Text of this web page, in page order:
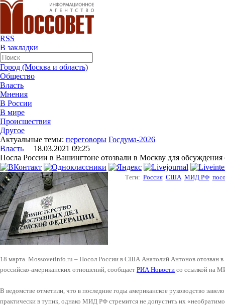
RSS
В закладки
Город (Москва и область)
Общество
Власть
Мнения
В России
В мире
Происшествия
Другое
Актуальные темы: переговоры Госдума-2026
Власть 18.03.2021 09:25
Посла России в Вашингтоне отозвали в Москву для
Теги: Россия США МИД РФ
18 марта. Mossovetinfo.ru – Посол России в США Анатолий Антонов отозван в
российско-американских отношений, сообщает РИА Новости со ссылкой на
В ведомстве отметили, что в последние годы американское руководство
практически в тупик, однако МИД РФ стремится не допустить их